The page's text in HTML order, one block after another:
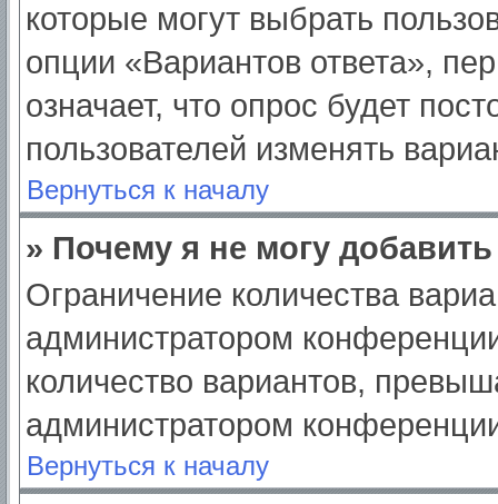
которые могут выбрать
опции «Вариантов ответа»,
означает, что опрос будет
пользователей изменять
Вернуться к началу
» Почему я не могу
Ограничение количества
администратором
количество вариантов,
администратором
Вернуться к началу